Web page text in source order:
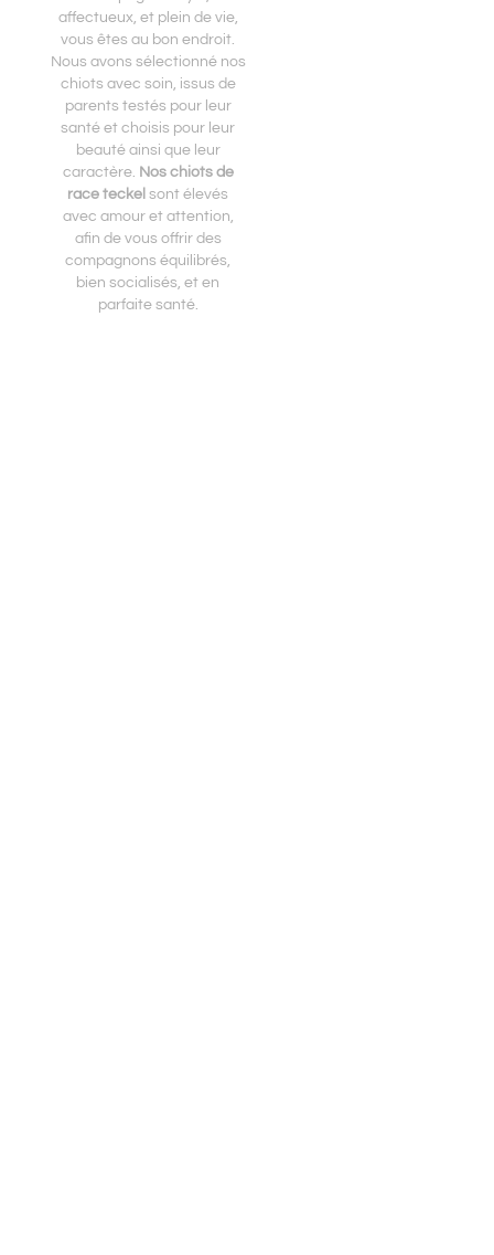
affectueux, et plein de vie,
vous êtes au bon endroit.
Nous avons sélectionné nos
chiots avec soin, issus de
parents testés pour leur
santé et choisis pour leur
beauté ainsi que leur
caractère. Nos chiots de
race teckel sont élevés
avec amour et attention,
afin de vous offrir des
compagnons équilibrés,
bien socialisés, et en
parfaite santé.